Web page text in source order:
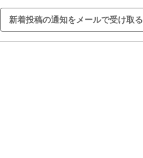
新着投稿の通知をメールで受け取る